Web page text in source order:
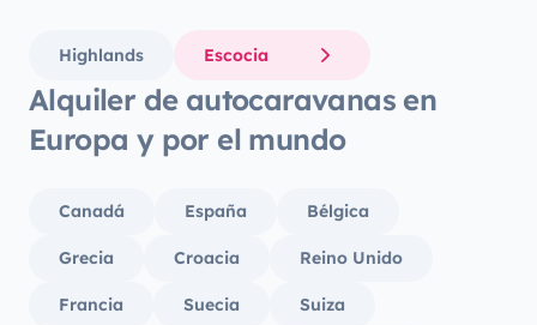
Highlands Escocia
Alquiler de autocaravanas en
Europa y por el mundo
Canadá España Bélgica
Grecia Croacia Reino Unido
Francia Suecia Suiza